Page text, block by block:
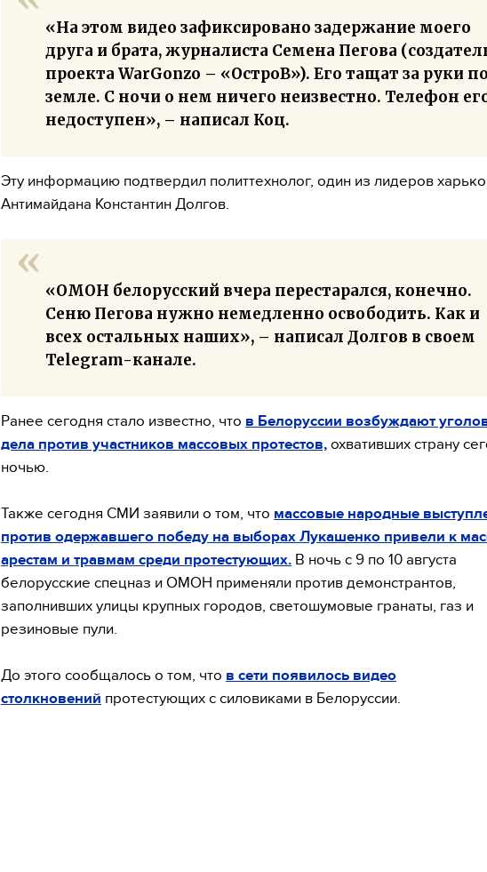
«На этом видео зафиксировано задержание моего
друга и брата, журналиста Семена Пегова
проекта WarGonzo – «ОстроВ»). Его тащат за руки по
земле. С ночи о нем ничего неизвестно. Телефон
недоступен», – написал Коц.
Эту информацию подтвердил политтехнолог, один из лидеров
Антимайдана Константин Долгов.
«ОМОН белорусский вчера перестарался, конечно.
Сеню Пегова нужно немедленно освободить. Как и
всех остальных наших», – написал Долгов в своем
Telegram-канале.
Ранее сегодня стало известно, что в Белоруссии возбуждают
дела против участников массовых протестов, охвативших страну
ночью.
Также сегодня СМИ заявили о том, что массовые народные
против одержавшего победу на выборах Лукашенко привели к
арестам и травмам среди протестующих. В ночь с 9 по 10 августа
белорусские спецназ и ОМОН применяли против демонстрантов,
заполнивших улицы крупных городов, светошумовые гранаты, газ и
резиновые пули.
До этого сообщалось о том, что в сети появилось видео
столкновений протестующих с силовиками в Белоруссии.